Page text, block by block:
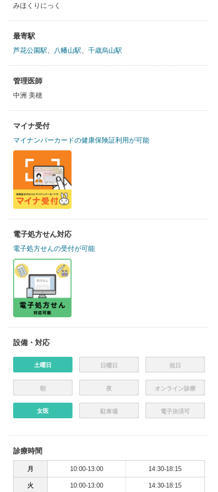
みほくりにっく
最寄駅
芦花公園駅 八幡山駅 千歳烏山駅
管理医師
中洲 美穂
マイナ受付
マイナンバーカードの健康保険証利用が可能
電子処方せん対応
電子処方せんの受付が可能
設備・対応
土曜日 日曜日 祝日
朝 夜 オンライン診療
女医 駐車場 電子決済可
診療時間
月 10:00-13:00 14:30-18:15
火 10:00-13:00 14:30-18:15